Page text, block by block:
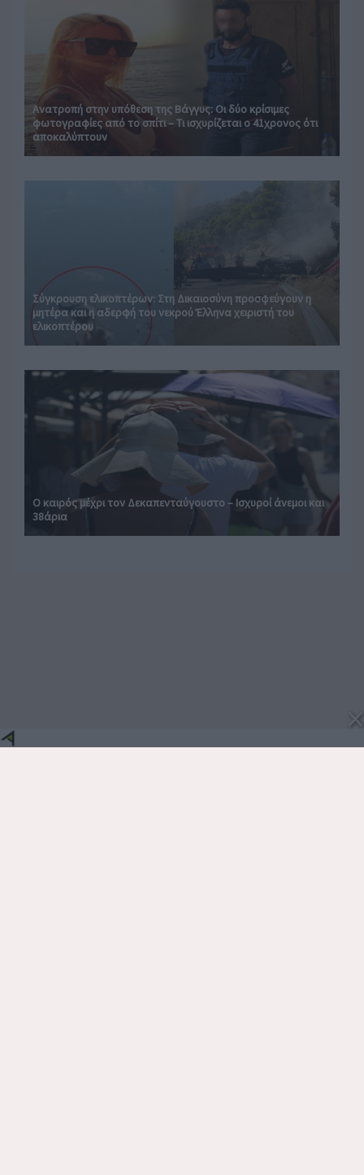
Ανατροπή στην υπόθεση της Βάγγυς: Οι δύο κρίσιμες
φωτογραφίες από το σπίτι – Τι ισχυρίζεται ο 41χρονος ότι
αποκαλύπτουν
Σύγκρουση ελικοπτέρων: Στη Δικαιοσύνη προσφεύγουν η
μητέρα και η αδερφή του νεκρού Έλληνα χειριστή του
ελικοπτέρου
Ο καιρός μέχρι τον Δεκαπενταύγουστο – Ισχυροί άνεμοι και
38άρια